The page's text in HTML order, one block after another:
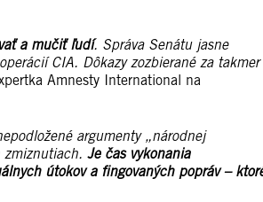
a mučiť ľudí. Správa Senátu jasne
CIA. Dôkazy zozbierané za takmer
Amnesty International na
argumenty „národnej
zmiznutiach. Je čas vykonania
útokov a fingovaných popráv –